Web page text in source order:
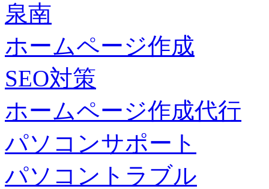
泉南
ホームページ作成
SEO対策
ホームページ作成代行
パソコンサポート
パソコントラブル